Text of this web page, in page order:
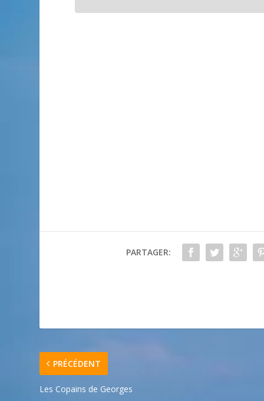
PARTAGER:
PRÉCÉDENT
Les Copains de Georges